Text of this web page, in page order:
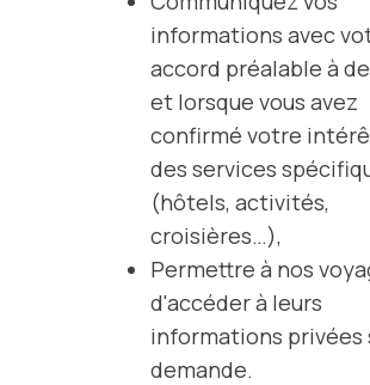
informations avec
accord préalable à
et lorsque vous avez
confirmé votre
des services
(hôtels, activités,
croisières…),
Permettre à nos
d'accéder à leurs
informations privées
demande.